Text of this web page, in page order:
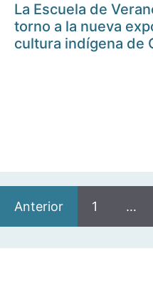
La Escuela de
torno a la nueva
cultura indígena de
Anterior 1 …